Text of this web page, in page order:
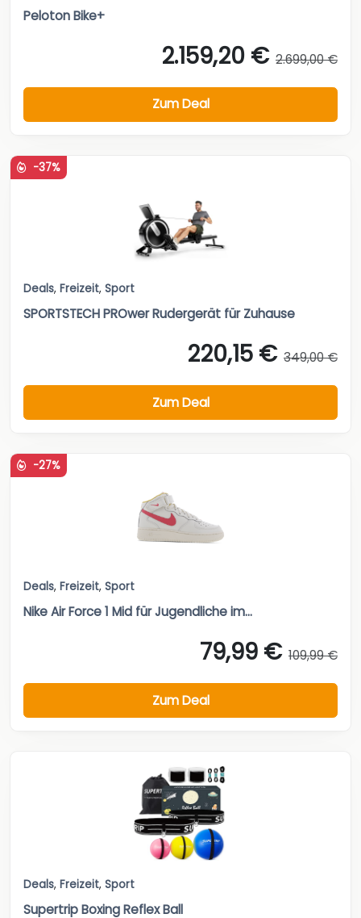
Peloton Bike+
2.159,20 € 2.699,00 €
Zum Deal
-37%
Deals, Freizeit, Sport
SPORTSTECH PROwer Rudergerät für Zuhause
220,15 € 349,00 €
Zum Deal
-27%
Deals, Freizeit, Sport
Nike Air Force 1 Mid für Jugendliche im...
79,99 € 109,99 €
Zum Deal
Deals, Freizeit, Sport
Supertrip Boxing Reflex Ball